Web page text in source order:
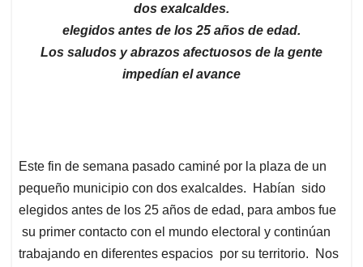
dos exalcaldes.
elegidos antes de los 25 años de edad.
Los saludos y abrazos afectuosos de la gente
impedían el avance
Este fin de semana pasado caminé por la plaza de un
pequeño municipio con dos exalcaldes. Habían sido
elegidos antes de los 25 años de edad, para ambos fue
su primer contacto con el mundo electoral y continúan
trabajando en diferentes espacios por su territorio. Nos